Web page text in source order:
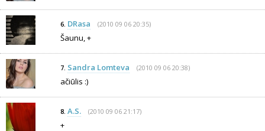
6. DRasa (2010 09 06 20:35)
Šaunu, +
7. Sandra Lomteva (2010 09 06 20:38)
ačiūlis :)
8. A.S. (2010 09 06 21:17)
+